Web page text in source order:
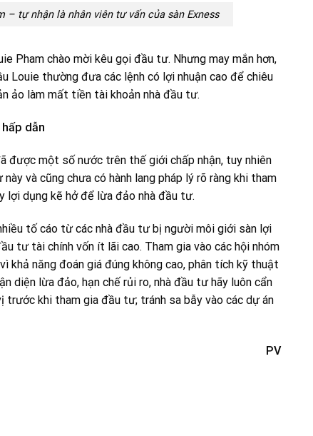
– tự nhận là nhân viên tư vấn của sàn Exness
Pham chào mời kêu gọi đầu tư. Nhưng may mắn hơn,
Louie thường đưa các lệnh có lợi nhuận cao để chiêu
ảo làm mất tiền tài khoản nhà đầu tư.
dẫn
một số nước trên thế giới chấp nhận, tuy nhiên
và cũng chưa có hành lang pháp lý rõ ràng khi tham
lợi dụng kẽ hở để lừa đảo nhà đầu tư.
tố cáo từ các nhà đầu tư bị người môi giới sàn lợi
tư tài chính vốn ít lãi cao. Tham gia vào các hội nhóm
khả năng đoán giá đúng không cao, phân tích kỹ thuật
diện lừa đảo, hạn chế rủi ro, nhà đầu tư hãy luôn cẩn
khi tham gia đầu tư; tránh sa bẫy vào các dự án
PV